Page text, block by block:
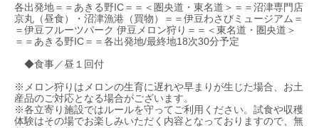
各出発地＝＝あきる野IC＝＝＜圏央道・東名道＞＝＝沼津専門店
京丸（昼食）・沼津漁港（買物）＝＝伊豆わさびミュージアム＝
＝伊豆フルーツパーク 伊豆メロン狩り＝＝＜東名道・圏央道＞
＝＝あきる野IC＝＝各出発地/最終地18次30分予定
◆食事／昼１回付
※メロン狩りはメロンの生育に遅れや早まりが生じた場合、お土
産品のご対応となる場合がございます。
※各立寄り施設ではルールを守ってご利用ください。試食や収穫
体験はその場でお楽しみいただく内容となっておりますので、無